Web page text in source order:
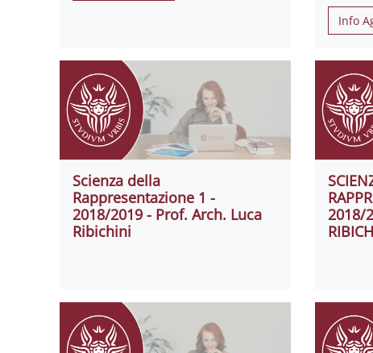
Info
Scienza della
Rappresentazione 1 -
2018/2019 - Prof. Arch. Luca
Ribichini
2018/